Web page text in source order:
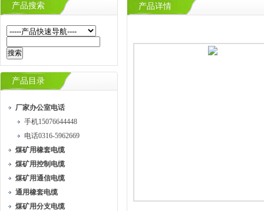
产品搜索
产品目录
厂家办公室电话
手机15076644448
电话0316-5962669
煤矿用橡套电缆
煤矿用控制电缆
煤矿用通信电缆
通用橡套电缆
煤矿用分支电缆
产品详情